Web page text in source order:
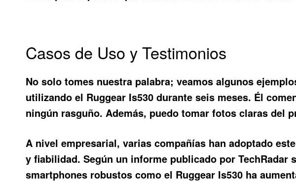
Casos de Uso y Testimonios
No solo tomes nuestra palabra; veamos algunos
utilizando el Ruggear Is530 durante seis meses. Él
ningún rasguño. Además, puedo tomar fotos claras del
A nivel empresarial, varias compañías han adoptado
y fiabilidad. Según un informe publicado por
smartphones robustos como el Ruggear Is530 ha